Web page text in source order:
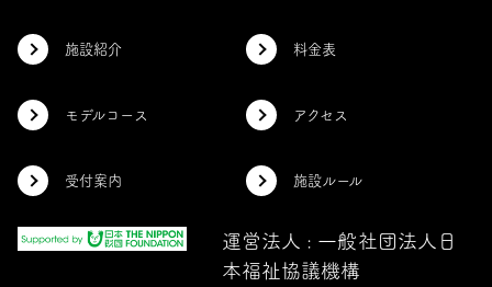
運営法人 : 一般社団法人日
本福祉協議機構
施設紹介 料金表
モデルコース アクセス
受付案内 施設ルール